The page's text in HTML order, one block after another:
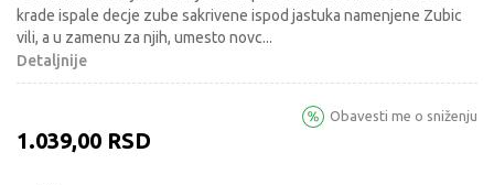
krade ispale decje zube sakrivene ispod jastuka namenjene Zubic
vili, a u zamenu za njih, umesto novc...
Detaljnije
1.039,00 RSD
Obavesti me o sniženju